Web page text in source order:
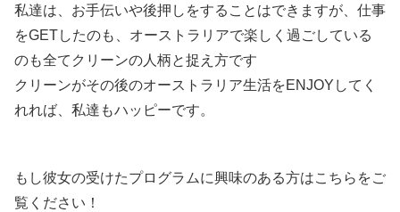
私達は、お手伝いや後押しをすることはできますが、仕事
をGETしたのも、オーストラリアで楽しく過ごしている
のも全てクリーンの人柄と捉え方です
クリーンがその後のオーストラリア生活をENJOYしてく
れれば、私達もハッピーです。
もし彼女の受けたプログラムに興味のある方はこちらをご
覧ください！